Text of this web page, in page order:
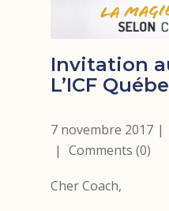
Invitation
L’ICF
7 novembre 2017
Comments (0)
Cher Coach,